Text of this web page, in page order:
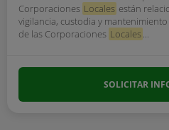
Corporaciones Locales están
vigilancia, custodia y
de las Corporaciones Locales...
SOLICITAR